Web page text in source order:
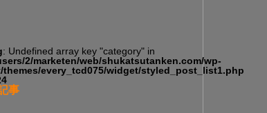
: Undefined array key "category" in
2/marketen/web/shukatsutanken.com/wp-
themes/every_tcd075/widget/styled_post_list1.php
事